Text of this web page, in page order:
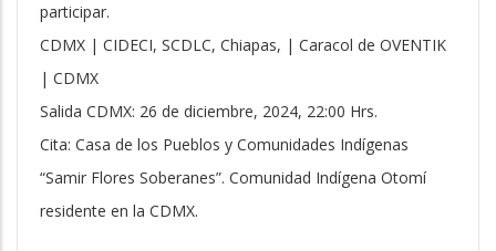
participar.
CDMX | CIDECI, SCDLC, Chiapas, | Caracol de OVENTIK
| CDMX
Salida CDMX: 26 de diciembre, 2024, 22:00 Hrs.
Cita: Casa de los Pueblos y Comunidades Indígenas
“Samir Flores Soberanes”. Comunidad Indígena Otomí
residente en la CDMX.